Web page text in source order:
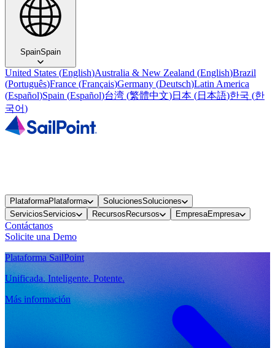
SpainSpain
United States (English)Australia & New Zealand (English)Brazil
(Português)France (Français)Germany (Deutsch)Latin America
(Español)Spain (Español)台湾 (繁體中文)日本 (日本語)한국 (한
국어)
PlataformaPlataforma SolucionesSoluciones
ServiciosServicios Recursos Recursos EmpresaEmpresa
Contáctanos
Solicite una Demo
Plataforma SailPoint
Unificada. Inteligente. Potente.
Más información